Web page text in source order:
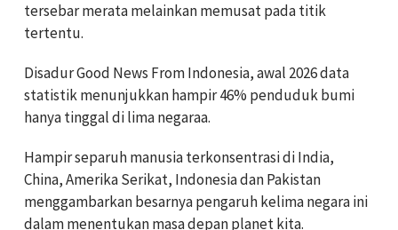
tersebar merata melainkan memusat pada titik
tertentu.
Disadur Good News From Indonesia, awal 2026 data
statistik menunjukkan hampir 46% penduduk bumi
hanya tinggal di lima negaraa.
Hampir separuh manusia terkonsentrasi di India,
China, Amerika Serikat, Indonesia dan Pakistan
menggambarkan besarnya pengaruh kelima negara ini
dalam menentukan masa depan planet kita.